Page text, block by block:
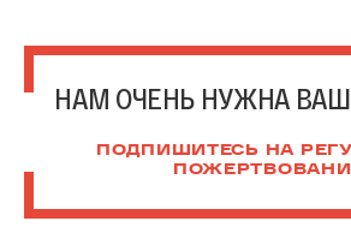
НАМ ОЧЕНЬ НУЖНА
ПОДПИШИТЕСЬ НА